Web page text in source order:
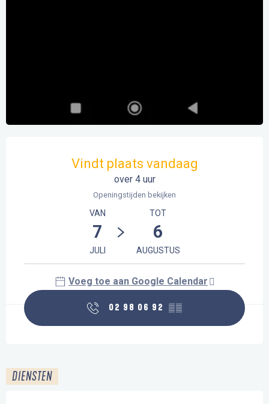
Vindt plaats vandaag
over 4 uur
Openingstijden bekijken
VAN
7
JULI
TOT
6
AUGUSTUS
Voeg toe aan Google Calendar
02 98 06 92 ▒▒
DIENSTEN